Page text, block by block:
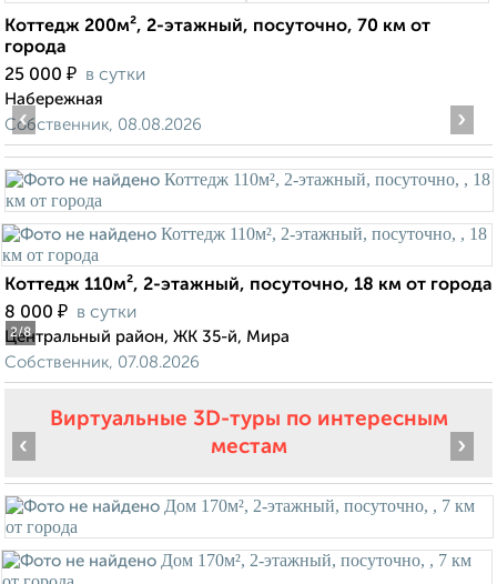
Коттедж 200м², 2-этажный, посуточно, 70 км от
города
25 000 ₽ в сутки
Набережная
Собственник, 08.08.2026
2/8
‹ ›
Коттедж 110м², 2-этажный, посуточно, 18 км от города
8 000 ₽ в сутки
Центральный район, ЖК 35-й, Мира
Собственник, 07.08.2026
Виртуальные 3D-туры по интересным
местам
‹ ›